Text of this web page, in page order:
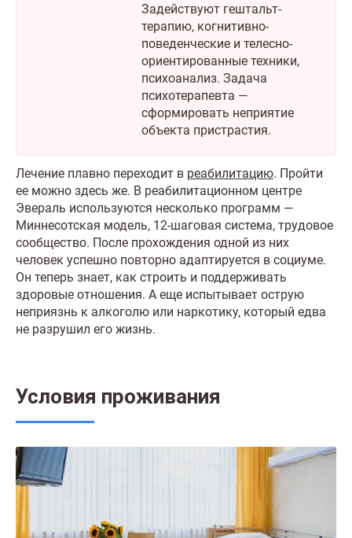
Задействуют гештальт-
терапию, когнитивно-
поведенческие и телесно-
ориентированные техники,
психоанализ. Задача
психотерапевта —
сформировать неприятие
объекта пристрастия.
Лечение плавно переходит в реабилитацию. Пройти
ее можно здесь же. В реабилитационном центре
Эвераль используются несколько программ —
Миннесотская модель, 12-шаговая система, трудовое
сообщество. После прохождения одной из них
человек успешно повторно адаптируется в социуме.
Он теперь знает, как строить и поддерживать
здоровые отношения. А еще испытывает острую
неприязнь к алкоголю или наркотику, который едва
не разрушил его жизнь.
Условия проживания